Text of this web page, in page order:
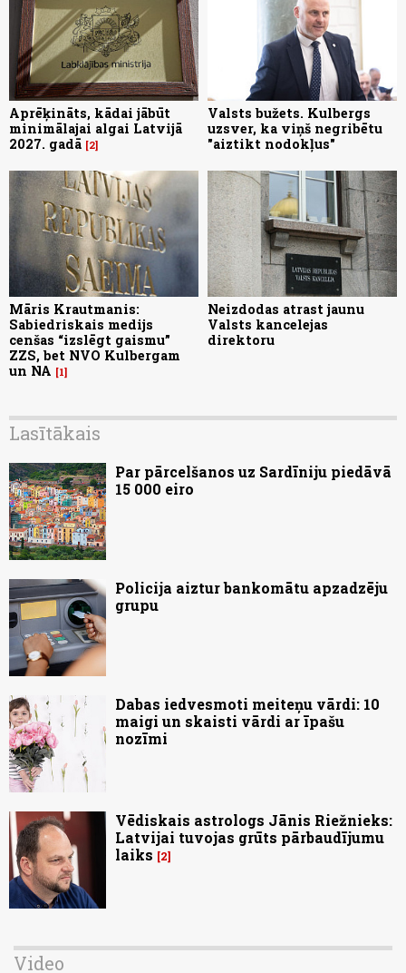
Aprēķināts, kādai jābūt
minimālajai algai Latvijā
2027. gadā 2
Valsts bužets. Kulbergs
uzsver, ka viņš negribētu
"aiztikt nodokļus"
Māris Krautmanis:
Sabiedriskais medijs
cenšas “izslēgt gaismu”
ZZS, bet NVO Kulbergam
un NA
1
Neizdodas atrast jaunu
Valsts kancelejas
direktoru
Lasītākais
Par pārcelšanos uz Sardīniju piedāvā
15 000 eiro
Policija aiztur bankomātu apzadzēju
grupu
Dabas iedvesmoti meiteņu vārdi: 10
maigi un skaisti vārdi ar īpašu
nozīmi
Vēdiskais astrologs Jānis Riežnieks:
Latvijai tuvojas grūts pārbaudījumu
laiks
2
Video